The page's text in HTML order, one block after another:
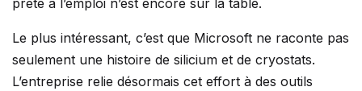
prête à l’emploi n’est encore sur la table.
Le plus intéressant, c’est que Microsoft ne raconte pas
seulement une histoire de silicium et de cryostats.
L’entreprise relie désormais cet effort à des outils